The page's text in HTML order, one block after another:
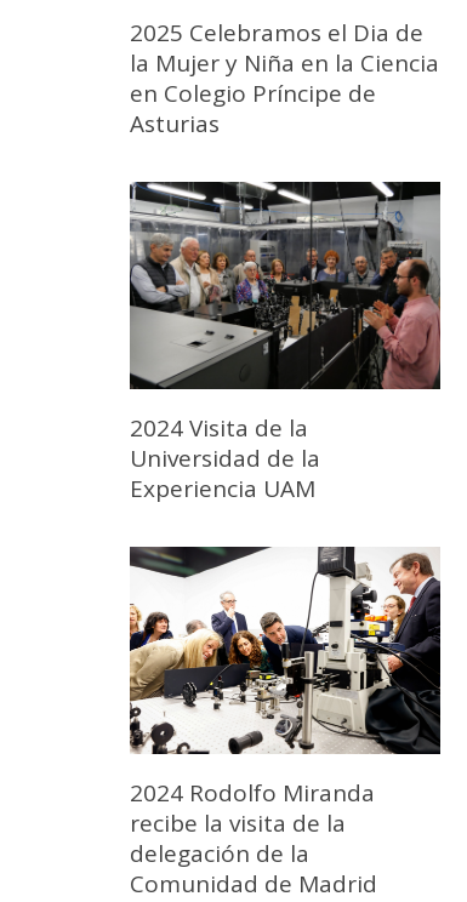
2025 Celebramos el Dia de
la Mujer y Niña en la Ciencia
en Colegio Príncipe de
Asturias
2024 Visita de la
Universidad de la
Experiencia UAM
2024 Rodolfo Miranda
recibe la visita de la
delegación de la
Comunidad de Madrid